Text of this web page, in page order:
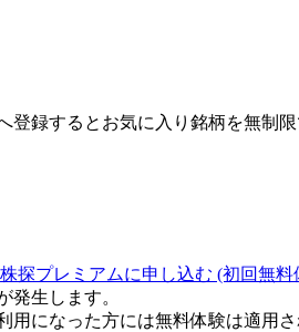
登録するとお気に入り銘柄を無制
株探プレミアムに申し込む (初回無料
生します。
になった方には無料体験は適用さ